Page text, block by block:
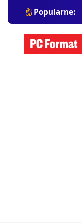
Popularne: